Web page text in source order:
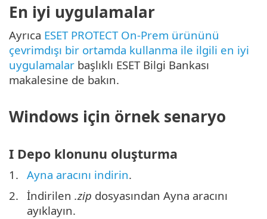
En iyi uygulamalar
Ayrıca ESET PROTECT On-Prem ürününü
çevrimdışı bir ortamda kullanma ile ilgili en iyi
uygulamalar başlıklı ESET Bilgi Bankası
makalesine de bakın.
Windows için örnek senaryo
I Depo klonunu oluşturma
1. Ayna aracını indirin.
2. İndirilen .zip dosyasından Ayna aracını
ayıklayın.